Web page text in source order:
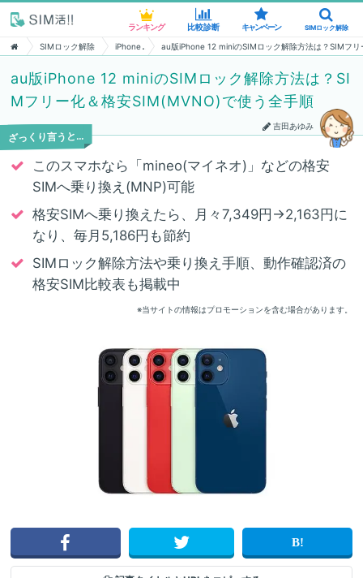
ランキング 比較診断 キャンペーン SIMロック解除
SIMロック解除 iPhone au版iPhone 12 miniのSIMロック解除方法は？SIMフ
au版iPhone 12 miniのSIMロック解除方法は？SI
Mフリー化＆格安SIM(MVNO)で使う全手順
吉田あゆみ
ざっくり言うと…
このスマホなら「mineo(マイネオ)」などの格安
SIMへ乗り換え(MNP)可能
格安SIMへ乗り換えたら、月々7,349円→2,163円に
なり、毎月5,186円も節約
SIMロック解除方法や乗り換え手順、動作確認済の
格安SIM比較表も掲載中
※当サイトの情報はプロモーションを含む場合があります。
ランキング 比較診断 キャンペーン SIMロック解除